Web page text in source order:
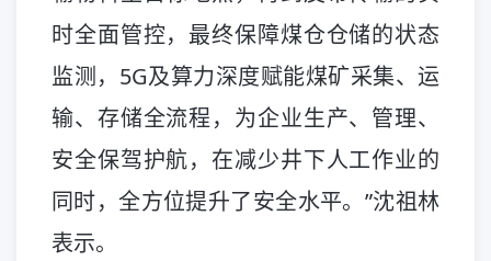
时全面管控，最终保障煤仓仓储的状态
监测，5G及算力深度赋能煤矿采集、运
输、存储全流程，为企业生产、管理、
安全保驾护航，在减少井下人工作业的
同时，全方位提升了安全水平。”沈祖林
表示。